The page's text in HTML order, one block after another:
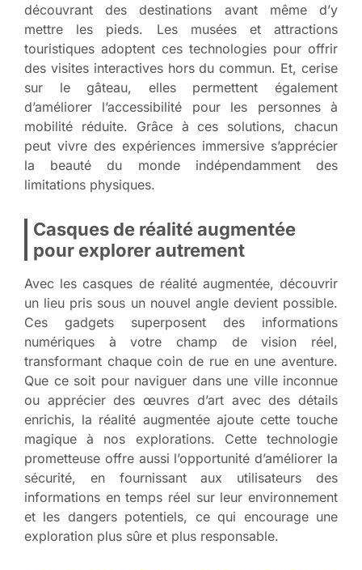
découvrant des destinations avant même d’y
mettre les pieds. Les musées et attractions
touristiques adoptent ces technologies pour offrir
des visites interactives hors du commun. Et, cerise
sur le gâteau, elles permettent également
d’améliorer l’accessibilité pour les personnes à
mobilité réduite. Grâce à ces solutions, chacun
peut vivre des expériences immersive s’apprécier
la beauté du monde indépendamment des
limitations physiques.
Casques de réalité augmentée
pour explorer autrement
Avec les casques de réalité augmentée, découvrir
un lieu pris sous un nouvel angle devient possible.
Ces gadgets superposent des informations
numériques à votre champ de vision réel,
transformant chaque coin de rue en une aventure.
Que ce soit pour naviguer dans une ville inconnue
ou apprécier des œuvres d’art avec des détails
enrichis, la réalité augmentée ajoute cette touche
magique à nos explorations. Cette technologie
prometteuse offre aussi l’opportunité d’améliorer la
sécurité, en fournissant aux utilisateurs des
informations en temps réel sur leur environnement
et les dangers potentiels, ce qui encourage une
exploration plus sûre et plus responsable.